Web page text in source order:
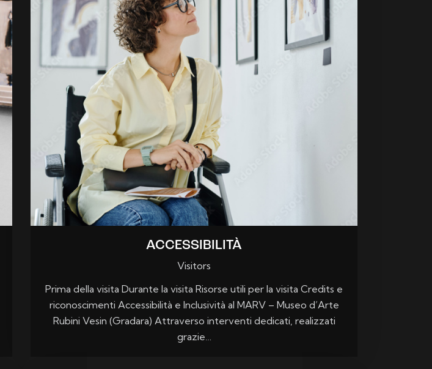
ACCESSIBILITÀ
Visitors
Prima della visita Durante la visita Risorse utili per la visita Credits e
riconoscimenti Accessibilità e Inclusività al MARV – Museo d’Arte
Rubini Vesin (Gradara) Attraverso interventi dedicati, realizzati
grazie…